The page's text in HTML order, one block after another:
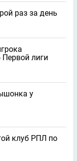
раз за день
лиги
у
клуб РПЛ по